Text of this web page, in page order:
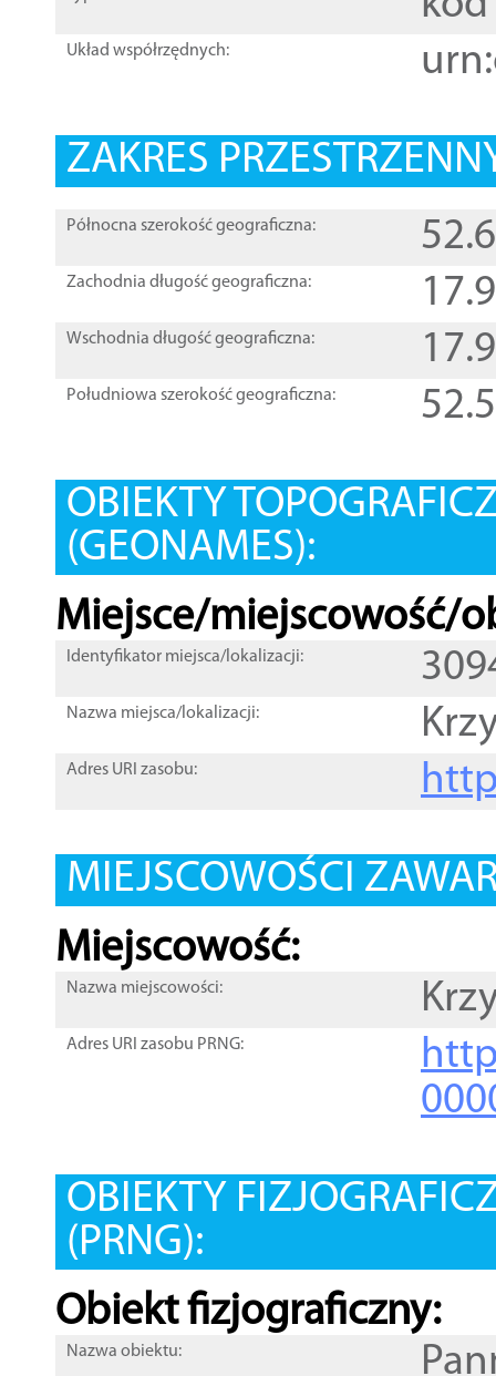
Układ współrzędnych:
ZAKRES
Północna szerokość geograficzna:
Zachodnia długość geograficzna:
Wschodnia długość geograficzna:
Południowa szerokość geograficzna:
OBIEKTY
(GEONAMES):
Miejsce/miejscowość/
Identyfikator miejsca/lokalizacji:
Nazwa miejsca/lokalizacji:
Adres URI zasobu:
MIEJSCOWOŚCI
Miejscowość:
Nazwa miejscowości:
Adres URI zasobu PRNG:
OBIEKTY
(PRNG):
Obiekt fizjograficzny:
Nazwa obiektu: